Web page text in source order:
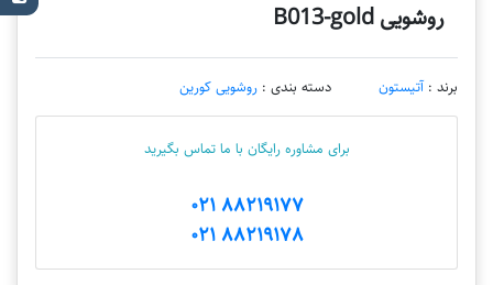
روشویی B013-gold
برند :آتیستون دسته بندی :روشویی کورین
برای مشاوره رایگان با ما تماس بگیرید
88219177 021
88219178 021